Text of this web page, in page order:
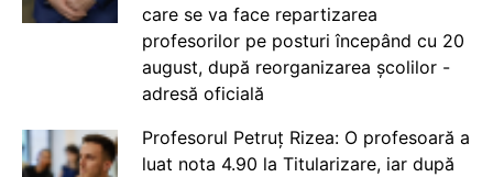
care se va face repartizarea
profesorilor pe posturi începând cu 20
august, după reorganizarea școlilor -
adresă oficială
Profesorul Petruț Rizea: O profesoară a
luat nota 4.90 la Titularizare, iar după